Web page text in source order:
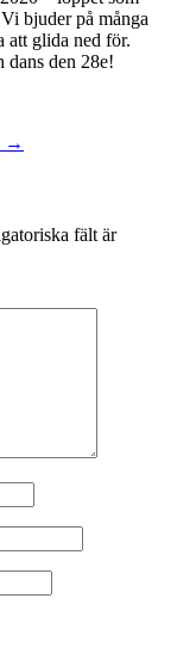
bjuder på många
att glida ned för.
dans den 28e!
→
fält är